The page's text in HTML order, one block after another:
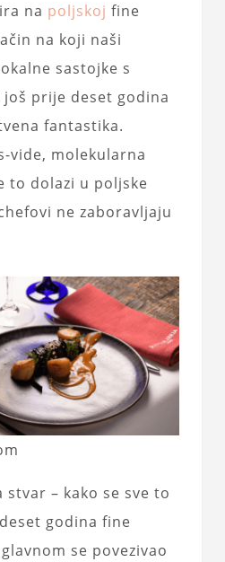
na poljskoj fine
na koji naši
sastojke s
prije deset godina
fantastika.
vide, molekularna
to dolazi u poljske
ne zaboravljaju
– kako se sve to
godina fine
se povezivao